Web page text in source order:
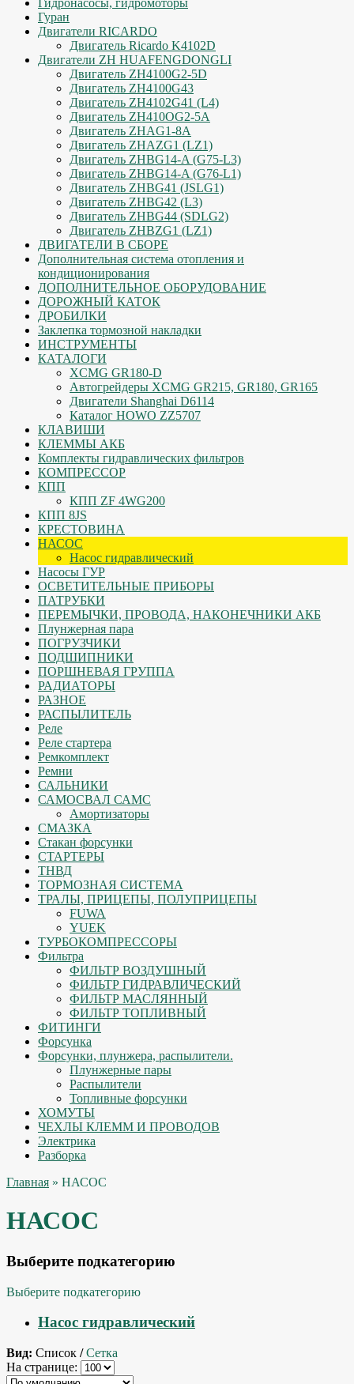
Гидронасосы, гидромоторы
Гуран
Двигатели RICARDO
Двигатель Ricardo K4102D
Двигатели ZH HUAFENGDONGLI
Двигатель ZH4100G2-5D
Двигатель ZH4100G43
Двигатель ZH4102G41 (L4)
Двигатель ZH410OG2-5A
Двигатель ZHAG1-8A
Двигатель ZHAZG1 (LZ1)
Двигатель ZHBG14-A (G75-L3)
Двигатель ZHBG14-A (G76-L1)
Двигатель ZHBG41 (JSLG1)
Двигатель ZHBG42 (L3)
Двигатель ZHBG44 (SDLG2)
Двигатель ZHBZG1 (LZ1)
ДВИГАТЕЛИ В СБОРЕ
Дополнительная система отопления и
кондиционирования
ДОПОЛНИТЕЛЬНОЕ ОБОРУДОВАНИЕ
ДОРОЖНЫЙ КАТОК
ДРОБИЛКИ
Заклепка тормозной накладки
ИНСТРУМЕНТЫ
КАТАЛОГИ
XCMG GR180-D
Автогрейдеры XCMG GR215, GR180, GR165
Двигатели Shanghai D6114
Каталог HOWO ZZ5707
КЛАВИШИ
КЛЕММЫ АКБ
Комплекты гидравлических фильтров
КОМПРЕССОР
КПП
КПП ZF 4WG200
КПП 8JS
КРЕСТОВИНА
НАСОС
Насос гидравлический
Насосы ГУР
ОСВЕТИТЕЛЬНЫЕ ПРИБОРЫ
ПАТРУБКИ
ПЕРЕМЫЧКИ, ПРОВОДА, НАКОНЕЧНИКИ АКБ
Плунжерная пара
ПОГРУЗЧИКИ
ПОДШИПНИКИ
ПОРШНЕВАЯ ГРУППА
РАДИАТОРЫ
РАЗНОЕ
РАСПЫЛИТЕЛЬ
Реле
Реле стартера
Ремкомплект
Ремни
САЛЬНИКИ
САМОСВАЛ САМС
Амортизаторы
СМАЗКА
Стакан форсунки
СТАРТЕРЫ
ТНВД
ТОРМОЗНАЯ СИСТЕМА
ТРАЛЫ, ПРИЦЕПЫ, ПОЛУПРИЦЕПЫ
FUWA
YUEK
ТУРБОКОМПРЕССОРЫ
Фильтра
ФИЛЬТР ВОЗДУШНЫЙ
ФИЛЬТР ГИДРАВЛИЧЕСКИЙ
ФИЛЬТР МАСЛЯННЫЙ
ФИЛЬТР ТОПЛИВНЫЙ
ФИТИНГИ
Форсунка
Форсунки, плунжера, распылители.
Плунжерные пары
Распылители
Топливные форсунки
ХОМУТЫ
ЧЕХЛЫ КЛЕММ И ПРОВОДОВ
Электрика
Разборка
Главная » НАСОС
НАСОС
Выберите подкатегорию
Выберите подкатегорию
Насос гидравлический
Вид: Список / Сетка
На странице: